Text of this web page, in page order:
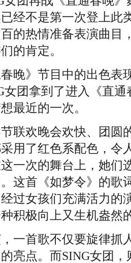
经不是第一次登上此
的热情准备表演曲目
的肯定。
》节目中的出色表
女团拿到了进入《直
最近的一次。
欢晚会欢快、团圆
用了红色系配色，令
一次的舞台上，她们
这首《如梦令》的歌
过女孩们充满活力的
积极向上又生机盎然
首歌不仅要旋律抓
亮点。而SING女团